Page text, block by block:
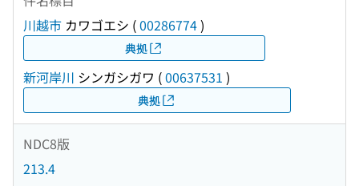
川越市 カワゴエシ (00286774)
典拠
新河岸川 シンガシガワ (00637531 )
典拠
NDC8版
213.4